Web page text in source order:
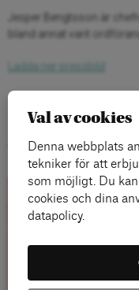
Jesper Bengtsson är
bland annat varit
Ladda ner pressbild
Titlar
Val av cookies
Denna webbplats
tekniker för att
som möjligt. Du
cookies och dina
datapolicy.